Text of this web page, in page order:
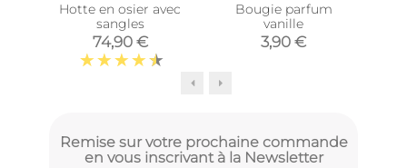
Hotte en osier avec
sangles
74,90 €
Bougie parfum
vanille
3,90 €
Remise sur votre prochaine commande
en vous inscrivant à la Newsletter